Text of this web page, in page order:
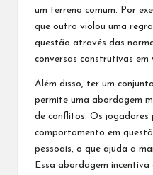
um terreno comum. Por
que outro violou uma
questão através das
conversas construtivas em
Além disso, ter um
permite uma abordagem
de conflitos. Os jogadores
comportamento em
pessoais, o que ajuda a
Essa abordagem